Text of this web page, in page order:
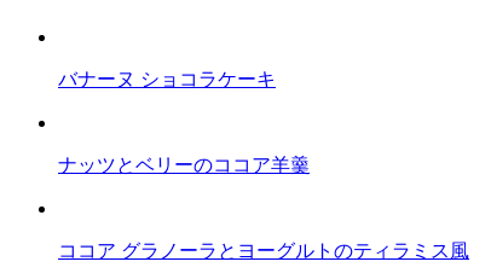
バナーヌ ショコラケーキ
ナッツとベリーのココア羊羹
ココア グラノーラとヨーグルトのティラミス風